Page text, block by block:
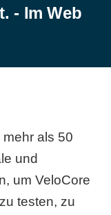
- Im Web
als 50
und
um VeloCore
testen, zu